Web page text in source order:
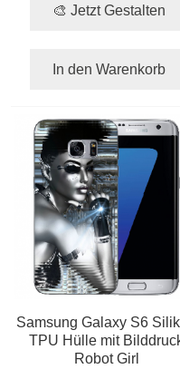
🎨 Jetzt Gestalten
In den Warenkorb
Samsung Galaxy S6
TPU Hülle mit
Robot Girl